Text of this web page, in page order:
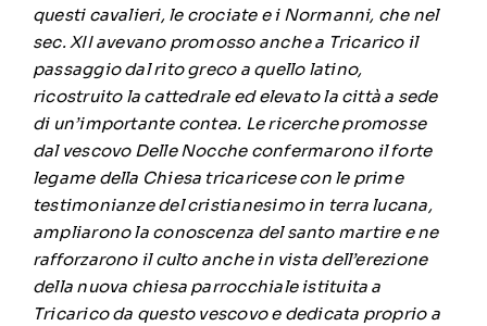
questi cavalieri, le crociate e i Normanni, che nel
sec. XII avevano promosso anche a Tricarico il
passaggio dal rito greco a quello latino,
ricostruito la cattedrale ed elevato la città a sede
di un’importante contea. Le ricerche promosse
dal vescovo Delle Nocche confermarono il forte
legame della Chiesa tricaricese con le prime
testimonianze del cristianesimo in terra lucana,
ampliarono la conoscenza del santo martire e ne
rafforzarono il culto anche in vista dell’erezione
della nuova chiesa parrocchiale istituita a
Tricarico da questo vescovo e dedicata proprio a